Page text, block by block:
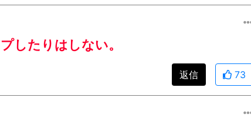
したりはしない。
返信 73